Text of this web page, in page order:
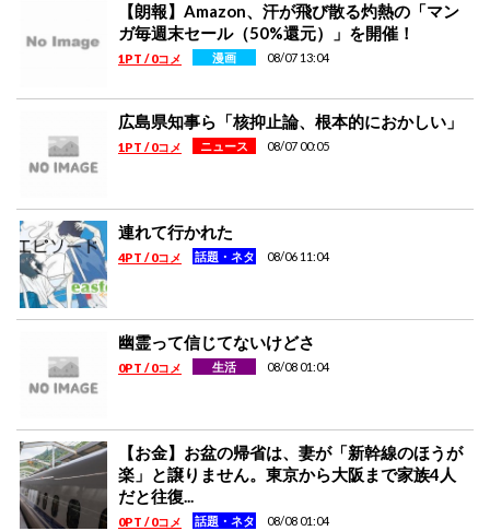
【朗報】Amazon、汗が飛び散る灼熱の「マン
ガ毎週末セール（50%還元）」を開催！
1PT / 0コメ 漫画 08/07 13:04
広島県知事ら「核抑止論、根本的におかしい」
1PT / 0コメ ニュース 08/07 00:05
連れて行かれた
4PT / 0コメ 話題・ネタ 08/06 11:04
幽霊って信じてないけどさ
0PT / 0コメ 生活 08/08 01:04
【お金】お盆の帰省は、妻が「新幹線のほうが
楽」と譲りません。東京から大阪まで家族4人
だと往復...
0PT / 0コメ 話題・ネタ 08/08 01:04